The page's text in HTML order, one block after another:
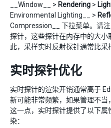
__Window__ > Rendering >
Environmental Lighting__ >
Compression__ 下拉菜单。请
探针，这些探针在内存中的大小
此，采样实时反射探针通常比采
实时探针优化
实时探针的渲染开销通常高于
新可能非常频繁，如果管理不当
这一点，实时探针提供了以下
染：